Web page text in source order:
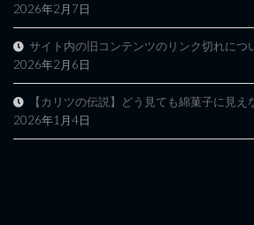
2026年2月7日
サイト内の旧コンテンツのリンク切れにつ
2026年2月6日
【カリツの伝説】どう見ても綿菓子に見え
2026年1月4日